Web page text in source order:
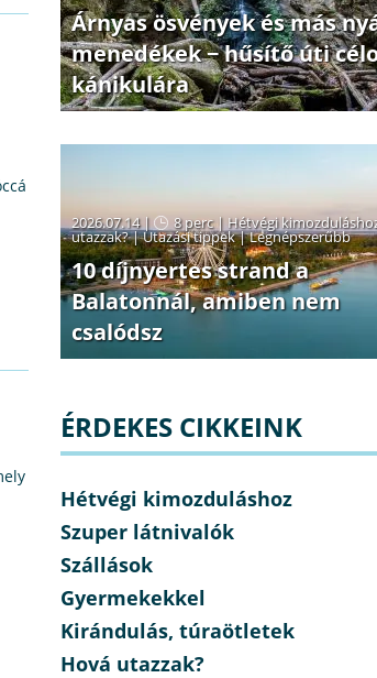
Árnyas ösvények és más
menedékek − hűsítő úti
kánikulára
2026.07.14 | 8 perc| Hétvégi
utazzak?|Utazási tippek|Legnépszerűbb
10 díjnyertes strand a
Balatonnál, amiben nem
csalódsz
ÉRDEKES CIKKEINK
Hétvégi kimozduláshoz
Szuper látnivalók
Szállások
Gyermekekkel
Kirándulás, túraötletek
Hová utazzak?